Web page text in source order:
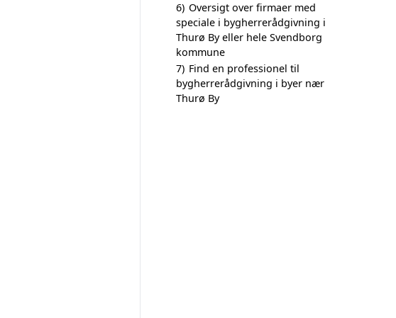
6) Oversigt over firmaer med
speciale i bygherrerådgivning i
Thurø By eller hele Svendborg
kommune
7) Find en professionel til
bygherrerådgivning i byer nær
Thurø By